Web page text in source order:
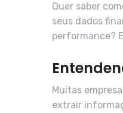
Quer saber
seus dados
performance?
Muitas
extrair